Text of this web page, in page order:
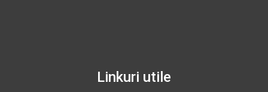
Linkuri utile